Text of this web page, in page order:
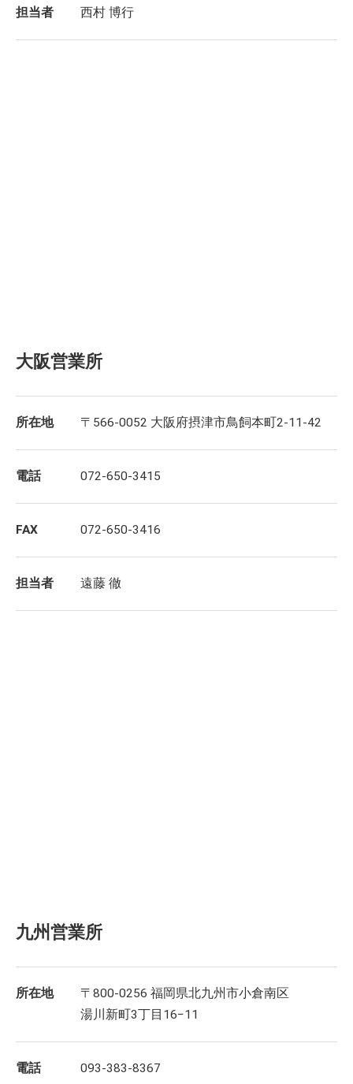
担当者 西村 博行
大阪営業所
所在地 〒566-0052 大阪府摂津市鳥飼本町2-11-42
電話 072-650-3415
FAX 072-650-3416
担当者 遠藤 徹
九州営業所
所在地
〒800-0256 福岡県北九州市小倉南区
湯川新町3丁目16−11
電話 093-383-8367